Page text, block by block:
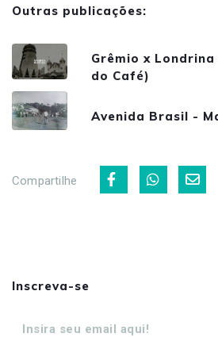
Outras publicações:
Grêmio x
do Café)
Avenida Brasil -
Compartilhe
Inscreva-se